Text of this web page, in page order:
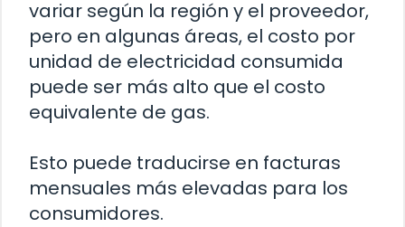
variar según la región y el proveedor,
pero en algunas áreas, el costo por
unidad de electricidad consumida
puede ser más alto que el costo
equivalente de gas.
Esto puede traducirse en facturas
mensuales más elevadas para los
consumidores.